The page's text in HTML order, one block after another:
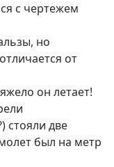
с чертежем
но
от
он летает!
стояли две
был на метр